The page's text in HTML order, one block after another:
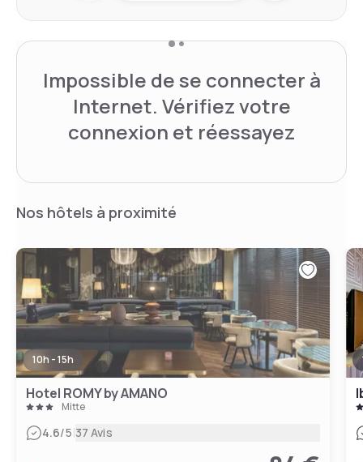
Impossible de se connecter à
Internet. Vérifiez votre
connexion et réessayez
Nos hôtels à proximité
10h - 15h
Hotel ROMY by AMANO
Mitte
4.6/5|37 Avis